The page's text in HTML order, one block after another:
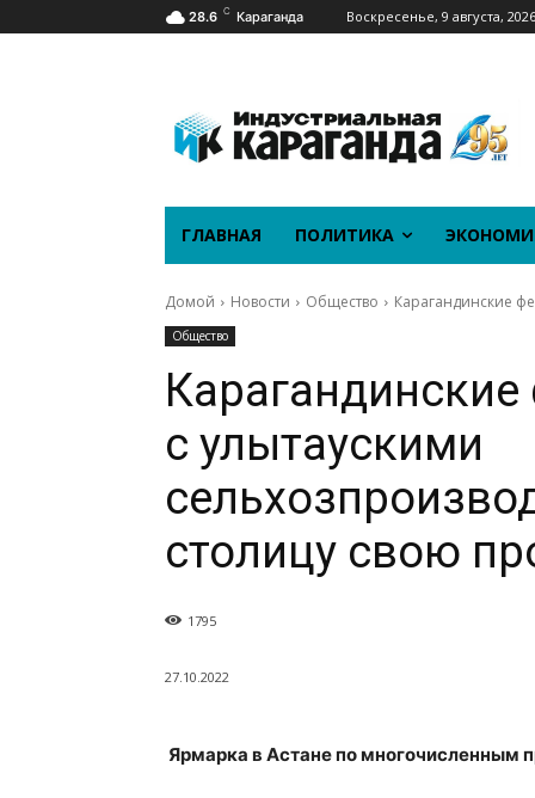
28.6 C Караганда Воскресенье, 9 августа, 2026
ГЛАВНАЯ ПОЛИТИКА
Домой Новости Общество Карагандинские
Общество
с улытаускими
столицу свою
1795
27.10.2022
Ярмарка в Астане по многочисленным